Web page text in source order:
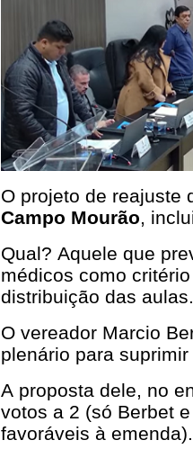
O projeto de reajuste
Campo Mourão,
Qual? Aquele que
médicos como
distribuição das aulas.
O vereador Marcio
plenário para
A proposta dele, no
votos a 2 (só Berbet
favoráveis à emenda).